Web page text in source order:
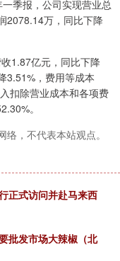
季报，公司实现营业总
2078.14万，同比下降
1.87亿元，同比下降
3.51%，费用等成本
扣除营业成本和各项费
。
，不代表本站观点。
正式访问并赴马来西
批发市场大辣椒（北